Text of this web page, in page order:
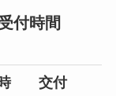
付時間
交付